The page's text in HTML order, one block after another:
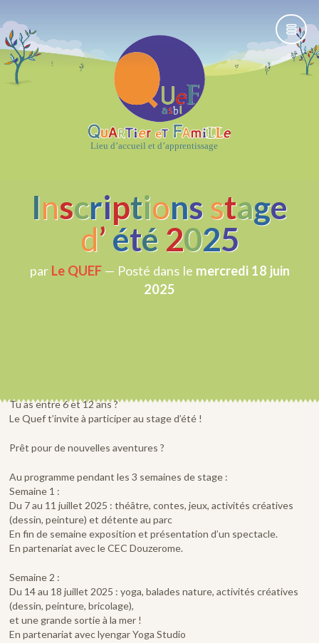
Inscriptions stage
d’ été 2025
par Le QUEF— Posté dans le mercredi 18 juin
2025
Tu as entre 6 et 12 ans ?
Le Quef t’invite à participer au stage d’été !
Prêt pour de nouvelles aventures ?
Au programme pendant les 3 semaines de stage :
Semaine 1 :
Du 7 au 11 juillet 2025 : théâtre, contes, jeux, activités créatives
(dessin, peinture) et détente au parc
En fin de semaine exposition et présentation d’un spectacle.
En partenariat avec le CEC Douzerome.
Semaine 2 :
Du 14 au 18 juillet 2025 : yoga, balades nature, activités créatives
(dessin, peinture, bricolage),
et une grande sortie à la mer !
En partenariat avec lyengar Yoga Studio